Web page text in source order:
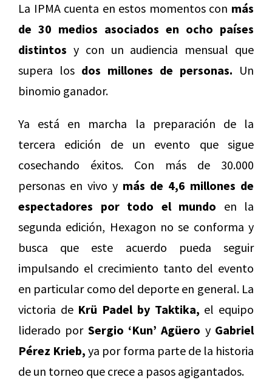
La IPMA cuenta en estos momentos con más
de 30 medios asociados en ocho países
distintos y con un audiencia mensual que
supera los dos millones de personas. Un
binomio ganador.
Ya está en marcha la preparación de la
tercera edición de un evento que sigue
cosechando éxitos. Con más de 30.000
personas en vivo y más de 4,6 millones de
espectadores por todo el mundo en la
segunda edición, Hexagon no se conforma y
busca que este acuerdo pueda seguir
impulsando el crecimiento tanto del evento
en particular como del deporte en general. La
victoria de Krü Padel by Taktika, el equipo
liderado por Sergio ‘Kun’ Agüero y Gabriel
Pérez Krieb, ya por forma parte de la historia
de un torneo que crece a pasos agigantados.